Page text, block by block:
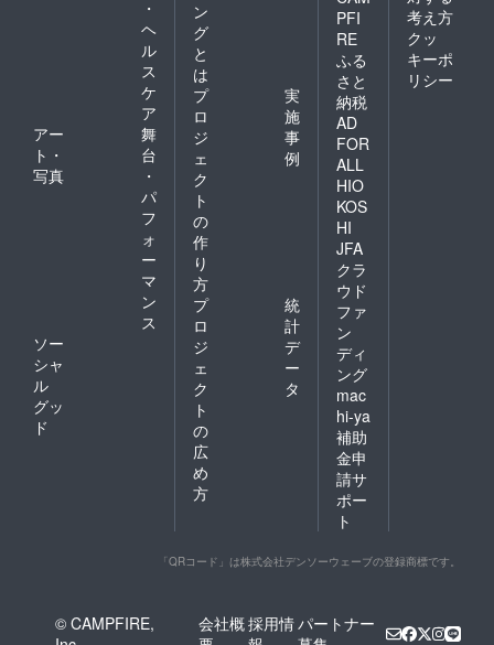
・
ヘ
ル
ス
ケ
ア
アー
ト・
写真
舞
台
・
パ
フ
ォ
ー
マ
ン
ス
ソー
シャ
ル
グッ
ド
ン
グ
と
は
プ
ロ
ジ
ェ
ク
ト
の
作
り
方
実
施
事
例
プ
ロ
ジ
ェ
ク
ト
の
広
め
方
統
計
デ
ー
タ
PFI
RE
ふる
さと
納税
AD
FOR
ALL
HIO
KOS
HI
JFA
クラ
ウド
ファ
ン
ディ
ング
mac
hi-ya
補助
金申
請サ
ポー
ト
考え方
クッ
キーポ
リシー
「QRコード」は株式会社デンソーウェーブの登録商標です。
© CAMPFIRE,
会社概採用情パートナー